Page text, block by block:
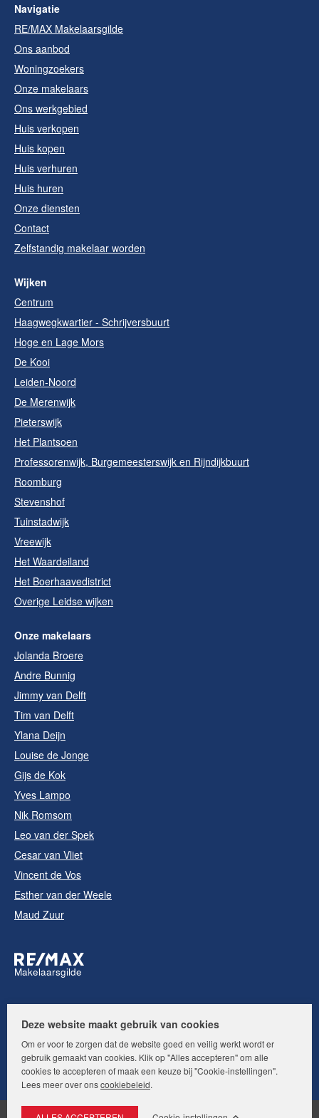
Navigatie
RE/MAX Makelaarsgilde
Ons aanbod
Woningzoekers
Onze makelaars
Ons werkgebied
Huis verkopen
Huis kopen
Huis verhuren
Huis huren
Onze diensten
Contact
Zelfstandig makelaar worden
Wijken
Centrum
Haagwegkwartier - Schrijversbuurt
Hoge en Lage Mors
De Kooi
Leiden-Noord
De Merenwijk
Pieterswijk
Het Plantsoen
Professorenwijk, Burgemeesterswijk en Rijndijkbuurt
Roomburg
Stevenshof
Tuinstadwijk
Vreewijk
Het Waardeiland
Het Boerhaavedistrict
Overige Leidse wijken
Onze makelaars
Jolanda Broere
Andre Bunnig
Jimmy van Delft
Tim van Delft
Ylana Deijn
Louise de Jonge
Gijs de Kok
Yves Lampo
Nik Romsom
Leo van der Spek
Cesar van Vliet
Vincent de Vos
Esther van der Weele
Maud Zuur
Makelaarsgilde
Deze website maakt gebruik van cookies
Om er voor te zorgen dat de website goed en veilig werkt wordt er
gebruik gemaakt van cookies. Klik op "Alles accepteren" om alle
cookies te accepteren of maak een keuze bij "Cookie-instellingen".
Lees meer over onscookiebeleid.